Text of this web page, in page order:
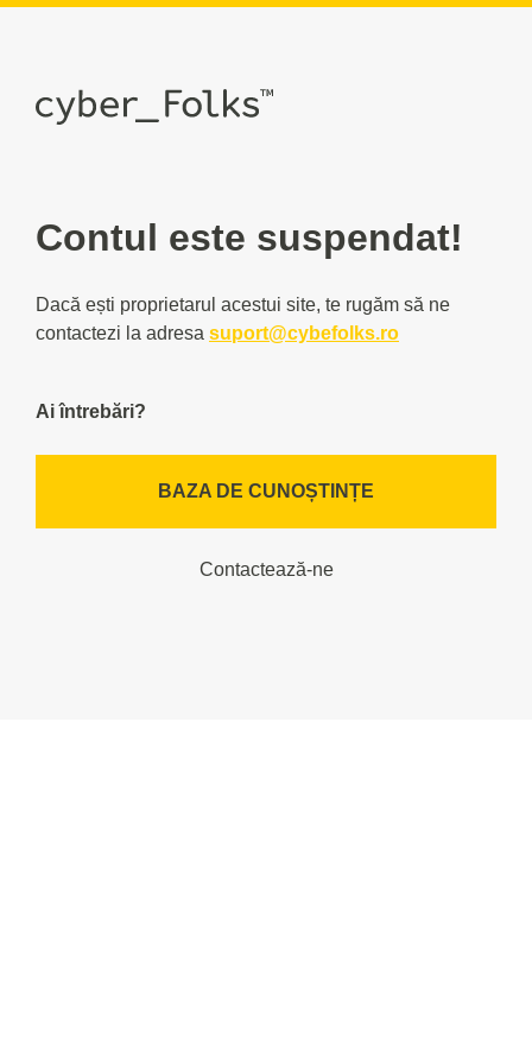
Contul este suspendat!
Dacă ești proprietarul acestui site, te rugăm să ne
contactezi la adresa suport@cybefolks.ro
Ai întrebări?
BAZA DE CUNOȘTINȚE
Contactează-ne